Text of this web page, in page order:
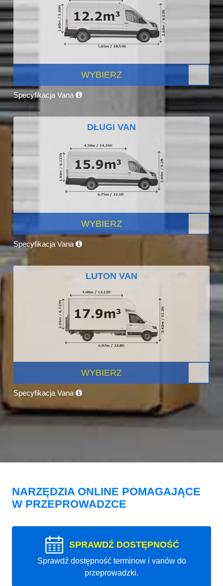
WYBIERZ
Specyfikacja Vana
DŁUGI VAN
WYBIERZ
Specyfikacja Vana
LUTON VAN
WYBIERZ
Specyfikacja Vana
NARZĘDZIA ONLINE POMAGAJĄCE
W PRZEPROWADZCE
SPRAWDŹ DOSTĘPNOŚĆ
Sprawdź dostępność terminow i vanów do
przeprowadzki.